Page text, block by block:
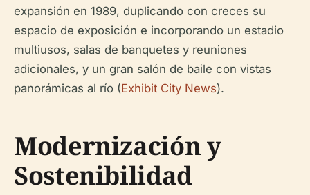
expansión en 1989, duplicando con creces su
espacio de exposición e incorporando un estadio
multiusos, salas de banquetes y reuniones
adicionales, y un gran salón de baile con vistas
panorámicas al río (Exhibit City News).
Modernización y
Sostenibilidad